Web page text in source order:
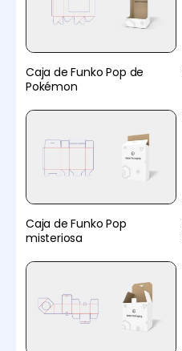
Caja de Funko Pop de
Pokémon
Caja de Funko Pop
misteriosa